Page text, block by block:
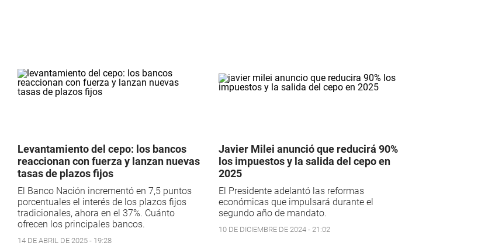
Levantamiento del cepo: los bancos
reaccionan con fuerza y lanzan nuevas
tasas de plazos fijos
El Banco Nación incrementó en 7,5 puntos
porcentuales el interés de los plazos fijos
tradicionales, ahora en el 37%. Cuánto
ofrecen los principales bancos.
14 DE ABRIL DE 2025 - 19:28
Javier Milei anunció que reducirá 90%
los impuestos y la salida del cepo en
2025
El Presidente adelantó las reformas
económicas que impulsará durante el
segundo año de mandato.
10 DE DICIEMBRE DE 2024 - 21:02